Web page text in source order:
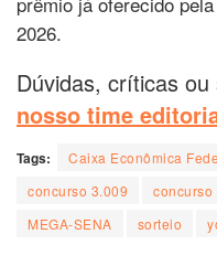
2026.
Dúvidas, críticas ou
nosso time
Tags: Caixa Econômica
concurso 3.009
concurso
MEGA-SENA
sorteio